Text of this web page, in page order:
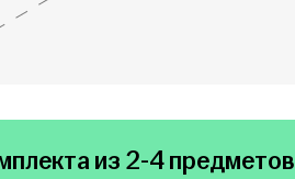
из 2-4 предметов